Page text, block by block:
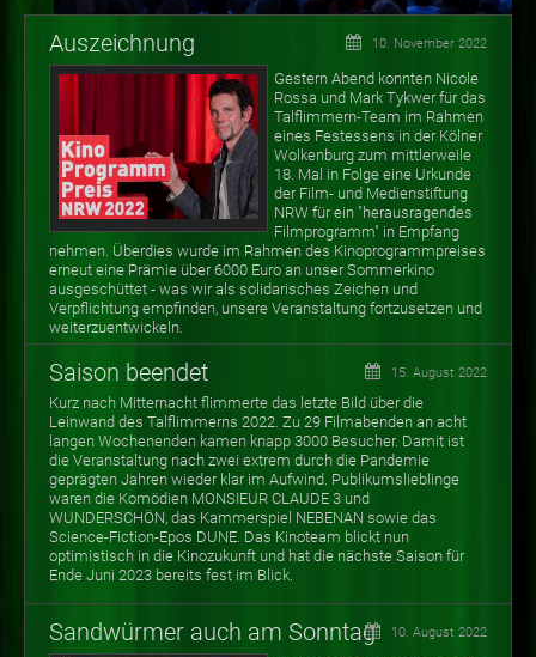
Auszeichnung 10. November 2022
Gestern Abend konnten Nicole
Rossa und Mark Tykwer für das
Talflimmern-Team im Rahmen
eines Festessens in der Kölner
Wolkenburg zum mittlerweile
18. Mal in Folge eine Urkunde
der Film- und Medienstiftung
NRW für ein "herausragendes
Filmprogramm" in Empfang
nehmen. Überdies wurde im Rahmen des Kinoprogrammpreises
erneut eine Prämie über 6000 Euro an unser Sommerkino
ausgeschüttet - was wir als solidarisches Zeichen und
Verpflichtung empfinden, unsere Veranstaltung fortzusetzen und
weiterzuentwickeln.
Saison beendet 15. August 2022
Kurz nach Mitternacht flimmerte das letzte Bild über die
Leinwand des Talflimmerns 2022. Zu 29 Filmabenden an acht
langen Wochenenden kamen knapp 3000 Besucher. Damit ist
die Veranstaltung nach zwei extrem durch die Pandemie
geprägten Jahren wieder klar im Aufwind. Publikumslieblinge
waren die Komödien MONSIEUR CLAUDE 3 und
WUNDERSCHÖN, das Kammerspiel NEBENAN sowie das
Science-Fiction-Epos DUNE. Das Kinoteam blickt nun
optimistisch in die Kinozukunft und hat die nächste Saison für
Ende Juni 2023 bereits fest im Blick.
Sandwürmer auch am Sonntag 10. August 2022